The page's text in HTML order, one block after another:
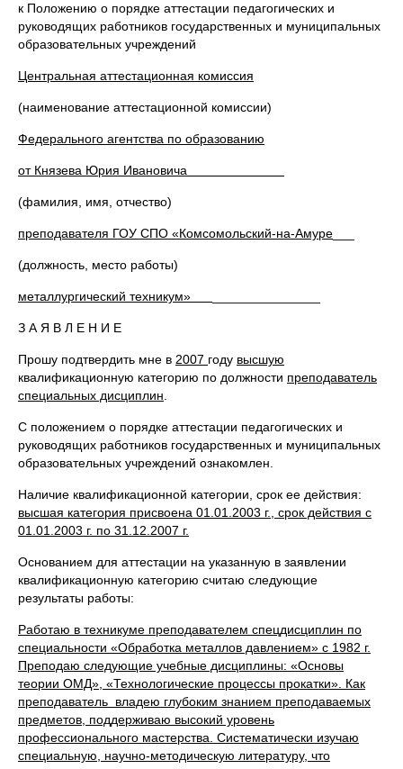
к Положению о порядке аттестации педагогических и
руководящих работников государственных и муниципальных
образовательных учреждений
Центральная аттестационная комиссия
(наименование аттестационной комиссии)
Федерального агентства по образованию
от Князева Юрия Ивановича
(фамилия, имя, отчество)
преподавателя ГОУ СПО «Комсомольский-на-Амуре
(должность, место работы)
металлургический техникум»
З А Я В Л Е Н И Е
Прошу подтвердить мне в 2007 году высшую
квалификационную категорию по должности преподаватель
специальных дисциплин
С положением о порядке аттестации педагогических и
руководящих работников государственных и муниципальных
образовательных учреждений ознакомлен.
Наличие квалификационной категории, срок ее действия:
высшая категория присвоена 01.01.2003 г., срок действия с
01.01.2003 г. по 31.12.2007 г.
Основанием для аттестации на указанную в заявлении
квалификационную категорию считаю следующие
результаты работы:
Работаю в техникуме преподавателем спецдисциплин по
специальности «Обработка металлов давлением» с 1982 г.
Преподаю следующие учебные дисциплины: «Основы
теории ОМД», «Технологические процессы прокатки». Как
преподаватель владею глубоким знанием преподаваемых
предметов, поддерживаю высокий уровень
профессионального мастерства. Систематически изучаю
специальную, научно-методическую литературу, что